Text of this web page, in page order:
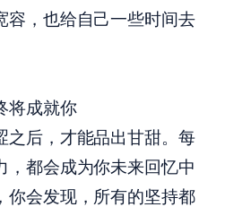
容，也给自己一些时间去
将成就你
之后，才能品出甘甜。每
，都会成为你未来回忆中
你会发现，所有的坚持都